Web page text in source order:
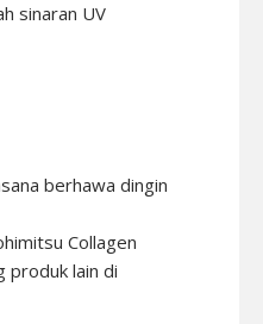
sinaran UV
berhawa dingin
Collagen
produk lain di